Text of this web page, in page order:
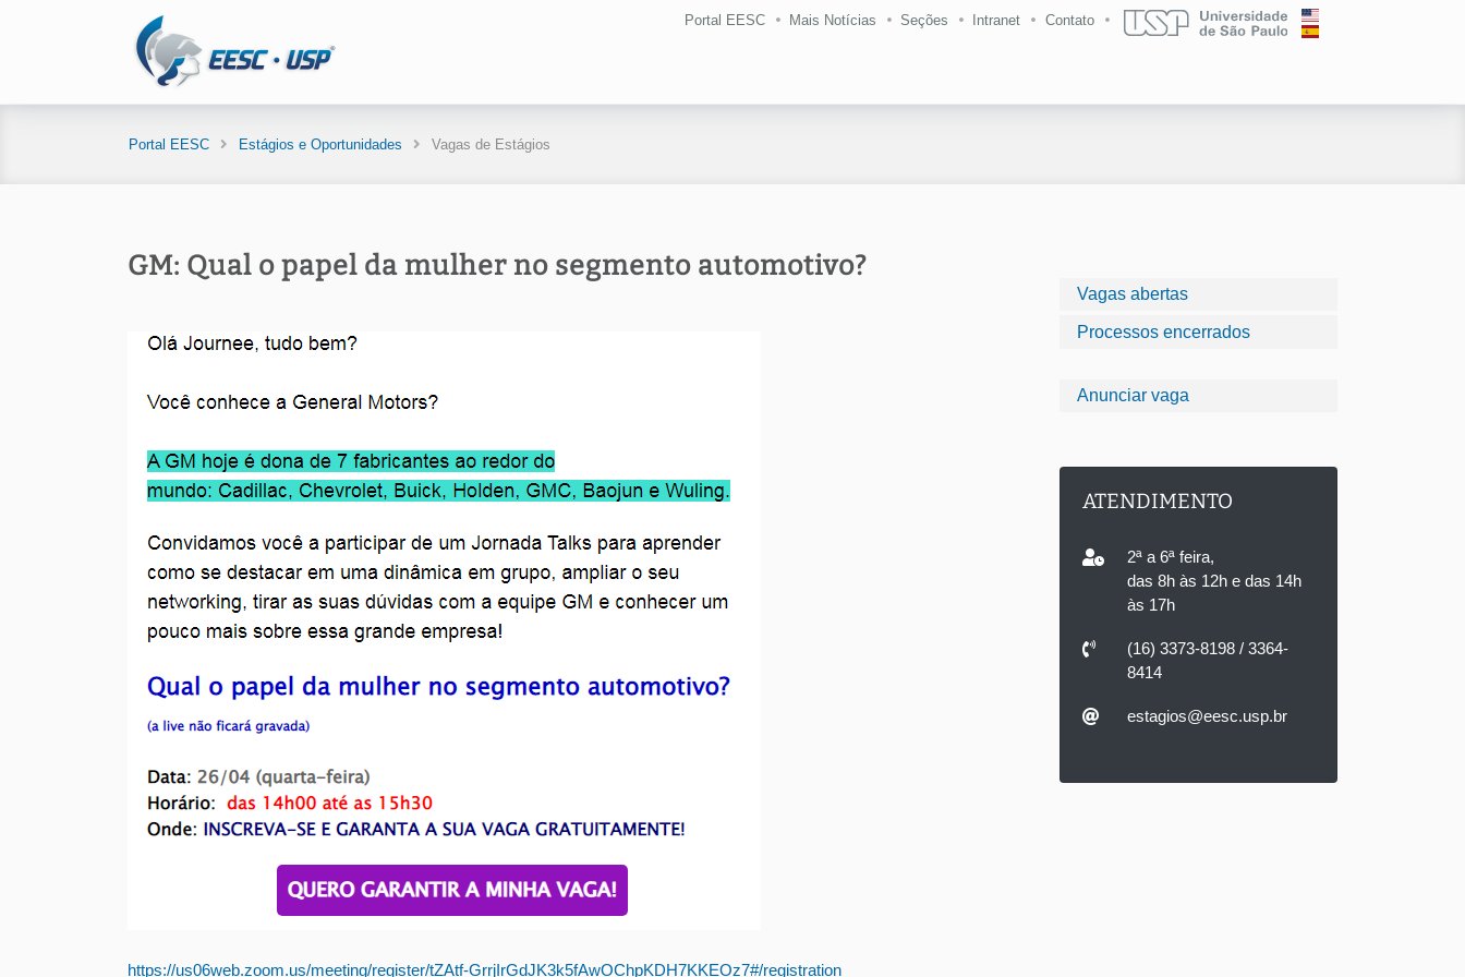
Portal EESC Mais Notícias Seções Intranet Contato
Portal EESC Estágios e Oportunidades Vagas de Estágios
Vagas abertas
Processos encerrados
Anunciar vaga
ATENDIMENTO
2ª a 6ª feira,
das 8h às 12h e das 14h
às 17h
(16) 3373-8198 / 3364-
8414
estagios@eesc.usp.br
GM: Qual o papel da mulher no segmento automotivo?
https://us06web.zoom.us/meeting/register/tZAtf-GrrjIrGdJK3k5fAwOChpKDH7KKEOz7#/registration